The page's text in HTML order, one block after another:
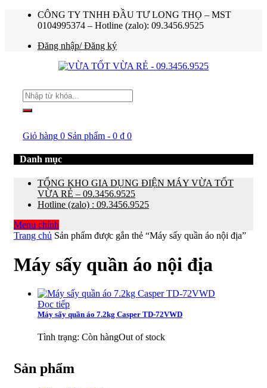
CÔNG TY TNHH ĐẦU TƯ LONG THỌ – MST
0104995374 – Hotline (zalo): 09.3456.9525
Đăng nhập/ Đăng ký
Giỏ hàng 0 Sản phẩm - 0 ₫ 0
Danh mục
TỔNG KHO GIA DỤNG ĐIỆN MÁY VỪA TỐT
VỪA RẺ – 09.3456.9525
Hotline (zalo) : 09.3456.9525
Menu chính
Trang chủ Sản phẩm được gắn thẻ “Máy sấy quần áo nội địa”
Máy sấy quần áo nội địa
Đọc tiếp
Máy sấy quần áo 7.2kg Casper TD-72VWD
Tình trạng: Còn hàngOut of stock
Sản phẩm